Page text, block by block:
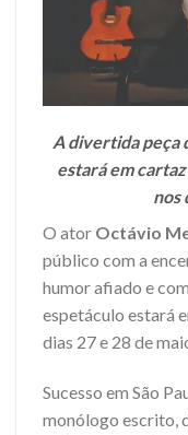
A divertida peça
estará em
nos
O ator Octávio
público com a
humor afiado e
espetáculo estará
dias 27 e 28 de
Sucesso em São
monólogo escrito,